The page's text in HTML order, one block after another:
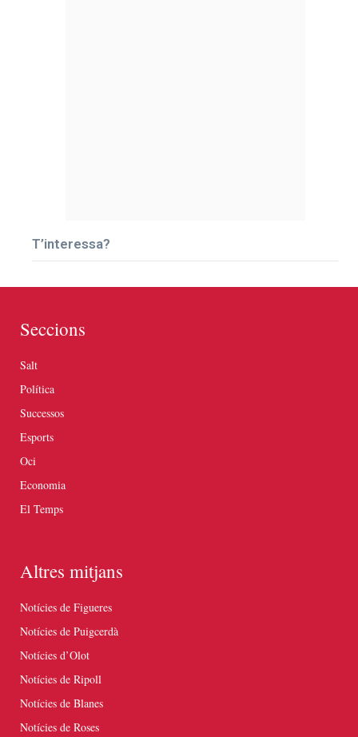
T’interessa?
Seccions
Salt
Política
Successos
Esports
Oci
Economia
El Temps
Altres mitjans
Notícies de Figueres
Notícies de Puigcerdà
Notícies d’Olot
Notícies de Ripoll
Notícies de Blanes
Notícies de Roses